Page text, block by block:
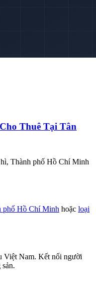
Thuê Tại Tân
Thành phố Hồ Chí Minh
phố Hồ Chí Minh hoặc loại
Việt Nam. Kết nối người